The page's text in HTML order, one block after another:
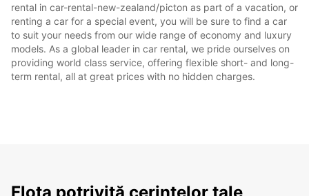
rental in car-rental-new-zealand/picton as part of a vacation, or
renting a car for a special event, you will be sure to find a car
to suit your needs from our wide range of economy and luxury
models. As a global leader in car rental, we pride ourselves on
providing world class service, offering flexible short- and long-
term rental, all at great prices with no hidden charges.